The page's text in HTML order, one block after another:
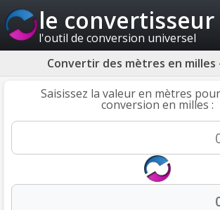
le convertisseur
l'outil de conversion universel
Convertir des mètres en milles
Saisissez la valeur en mètres
conversion en milles :